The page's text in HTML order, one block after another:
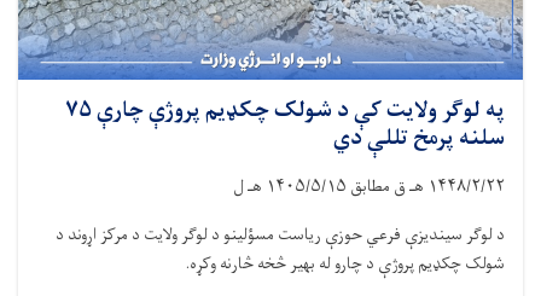
په لوګر ولایت کې د شولک چکډیم پروژې چارې ۷۵
سلنه پرمخ تللې دي
۱۴۴۸/۲/۲۲ هـ ق مطابق ۱۴۰۵/۵/۱۵ هـ ل
د لوګر سیندیزې فرعي حوزې ریاست مسؤلینو د لوګر ولایت د مرکز اړوند د
شولک چکډیم پروژې د چارو له بهیر څخه څارنه وکړه.